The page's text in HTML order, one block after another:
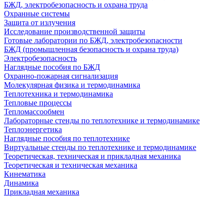
БЖД, электробезопасность и охрана труда
Охранные системы
Защита от излучения
Исследование производственной защиты
Готовые лаборатории по БЖД, электробезопасности
БЖД (промышленная безопасность и охрана труда)
Электробезопасность
Наглядные пособия по БЖД
Охранно-пожарная сигнализация
Молекулярная физика и термодинамика
Теплотехника и термодинамика
Тепловые процессы
Тепломассообмен
Лабораторные стенды по теплотехнике и термодинамике
Теплоэнергетика
Наглядные пособия по теплотехнике
Виртуальные стенды по теплотехнике и термодинамике
Теоретическая, техническая и прикладная механика
Теоретическая и техническая механика
Кинематика
Динамика
Прикладная механика